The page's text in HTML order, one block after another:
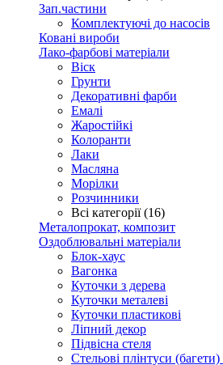
Зап.частини
Комплектуючі до насосів
Ковані вироби
Лако-фарбові матеріали
Віск
Грунти
Декоративні фарби
Емалі
Жаростійкі
Колоранти
Лаки
Масляна
Морілки
Розчинники
Всі категорії (16)
Металопрокат, композит
Оздоблювальні матеріали
Блок-хаус
Вагонка
Куточки з дерева
Куточки металеві
Куточки пластикові
Ліпний декор
Підвісна стеля
Стельові плінтуси